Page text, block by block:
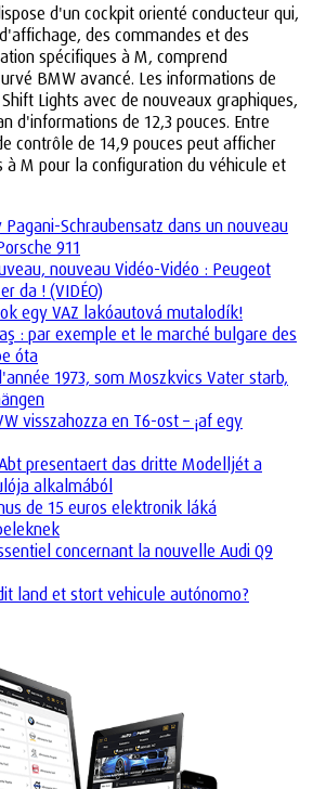
d'un cockpit orienté conducteur qui,
des commandes et des
spécifiques à M, comprend
BMW avancé. Les informations de
Lights avec de nouveaux graphiques,
d'informations de 12,3 pouces. Entre
contrôle de 14,9 pouces peut afficher
à M pour la configuration du véhicule et
Pagani-Schraubensatz dans un nouveau
911
nouveau Vidéo-Vidéo : Peugeot
da ! (VIDÉO)
egy VAZ lakóautová mutalodík!
: par exemple et le marché bulgare des
óta
1973, som Moszkvics Vater starb,
visszahozza en T6-ost – ¡af egy
presentaert das dritte Modelljét a
alkalmából
de 15 euros elektronik láká
concernant la nouvelle Audi Q9
land et stort vehicule autónomo?